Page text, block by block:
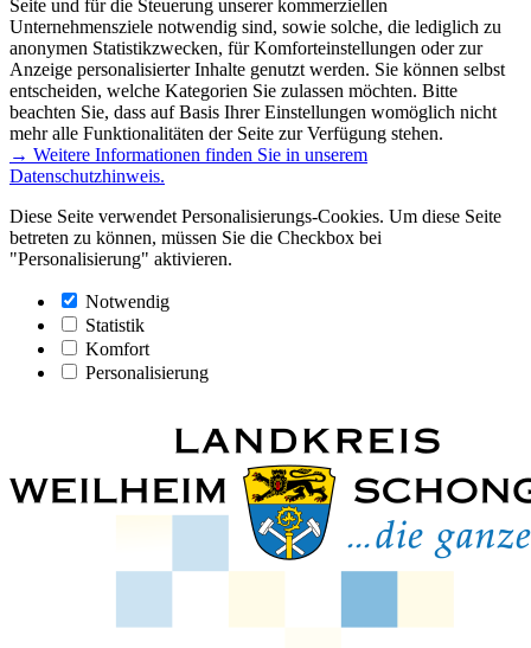
Seite und für die Steuerung unserer kommerziellen
Unternehmensziele notwendig sind, sowie solche, die lediglich zu
anonymen Statistikzwecken, für Komforteinstellungen oder zur
Anzeige personalisierter Inhalte genutzt werden. Sie können selbst
entscheiden, welche Kategorien Sie zulassen möchten. Bitte
beachten Sie, dass auf Basis Ihrer Einstellungen womöglich nicht
mehr alle Funktionalitäten der Seite zur Verfügung stehen.
→ Weitere Informationen finden Sie in unserem
Datenschutzhinweis.
Diese Seite verwendet Personalisierungs-Cookies. Um diese Seite
betreten zu können, müssen Sie die Checkbox bei
"Personalisierung" aktivieren.
Notwendig
Statistik
Komfort
Personalisierung